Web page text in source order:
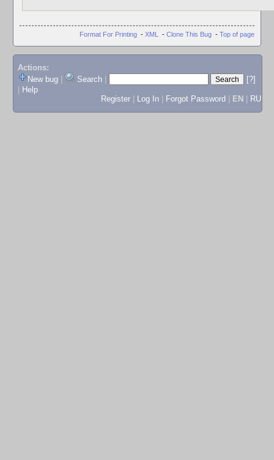
Format For Printing - XML - Clone This Bug - Top of page
Actions:
New bug
Search
[?]
Help
Register
Log In Forgot Password EN RU